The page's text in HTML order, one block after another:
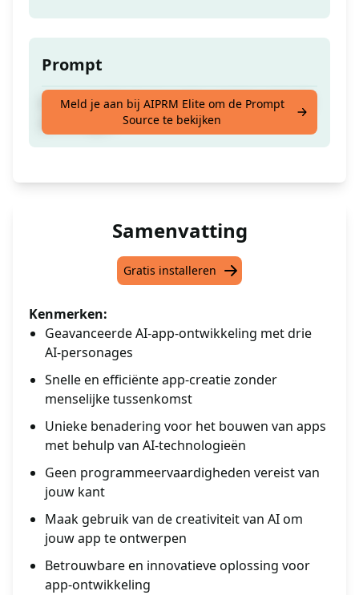
Prompt
Je app wordt voor jou gebouwd door drie AI-
Meld je aan bij AIPRM Elite om de Prompt
Source te bekijken
Samenvatting
Gratis installeren
Kenmerken:
Geavanceerde AI-app-ontwikkeling met drie
AI-personages
Snelle en efficiënte app-creatie zonder
menselijke tussenkomst
Unieke benadering voor het bouwen van apps
met behulp van AI-technologieën
Geen programmeervaardigheden vereist van
jouw kant
Maak gebruik van de creativiteit van AI om
jouw app te ontwerpen
Betrouwbare en innovatieve oplossing voor
app-ontwikkeling